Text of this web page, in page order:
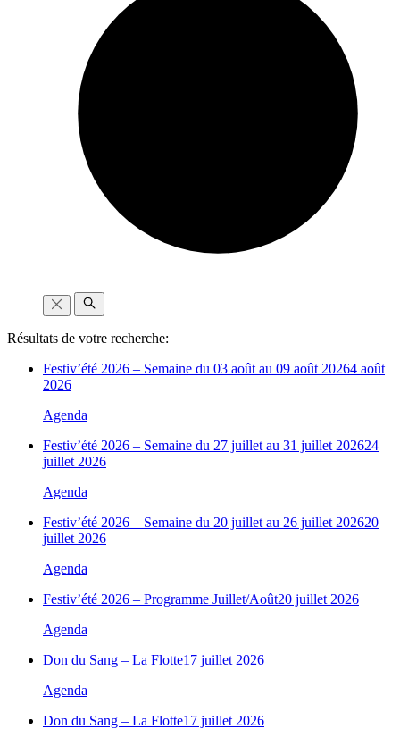
Résultats de votre recherche:
Festiv’été 2026 – Semaine du 03 août au 09 août 20264 août
2026
Agenda
Festiv’été 2026 – Semaine du 27 juillet au 31 juillet 202624
juillet 2026
Agenda
Festiv’été 2026 – Semaine du 20 juillet au 26 juillet 202620
juillet 2026
Agenda
Festiv’été 2026 – Programme Juillet/Août20 juillet 2026
Agenda
Don du Sang – La Flotte17 juillet 2026
Agenda
Don du Sang – La Flotte17 juillet 2026